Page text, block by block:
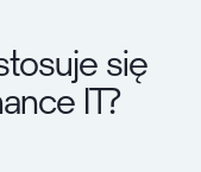
się
IT?